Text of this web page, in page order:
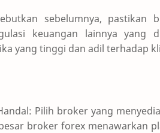
sebelumnya,
keuangan lainnya yang
yang tinggi dan adil terhadap
Pilih broker yang
broker forex menawarkan